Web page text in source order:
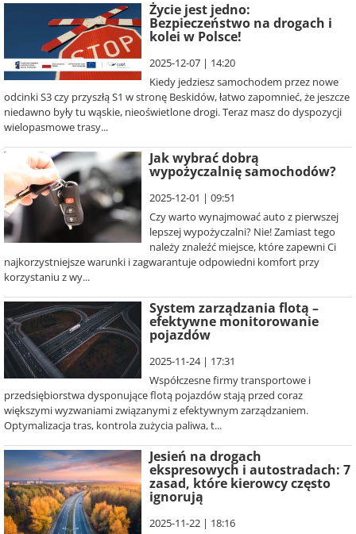
Życie jest jedno:
Bezpieczeństwo na drogach i
kolei w Polsce!
2025-12-07 | 14:20
Kiedy jedziesz samochodem przez nowe
odcinki S3 czy przyszłą S1 w stronę Beskidów, łatwo zapomnieć, że jeszcze
niedawno były tu wąskie, nieoświetlone drogi. Teraz masz do dyspozycji
wielopasmowe trasy...
Jak wybrać dobrą
wypożyczalnię samochodów?
2025-12-01 | 09:51
Czy warto wynajmować auto z pierwszej
lepszej wypożyczalni? Nie! Zamiast tego
należy znaleźć miejsce, które zapewni Ci
najkorzystniejsze warunki i zagwarantuje odpowiedni komfort przy
korzystaniu z wy...
System zarządzania flotą –
efektywne monitorowanie
pojazdów
2025-11-24 | 17:31
Współczesne firmy transportowe i
przedsiębiorstwa dysponujące flotą pojazdów stają przed coraz
większymi wyzwaniami związanymi z efektywnym zarządzaniem.
Optymalizacja tras, kontrola zużycia paliwa, t...
Jesień na drogach
ekspresowych i autostradach: 7
zasad, które kierowcy często
ignorują
2025-11-22 | 18:16